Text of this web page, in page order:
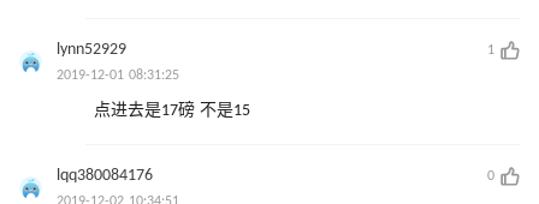
lynn52929
1
2019-12-01 08:31:25
点进去是17磅 不是15
lqq380084176
0